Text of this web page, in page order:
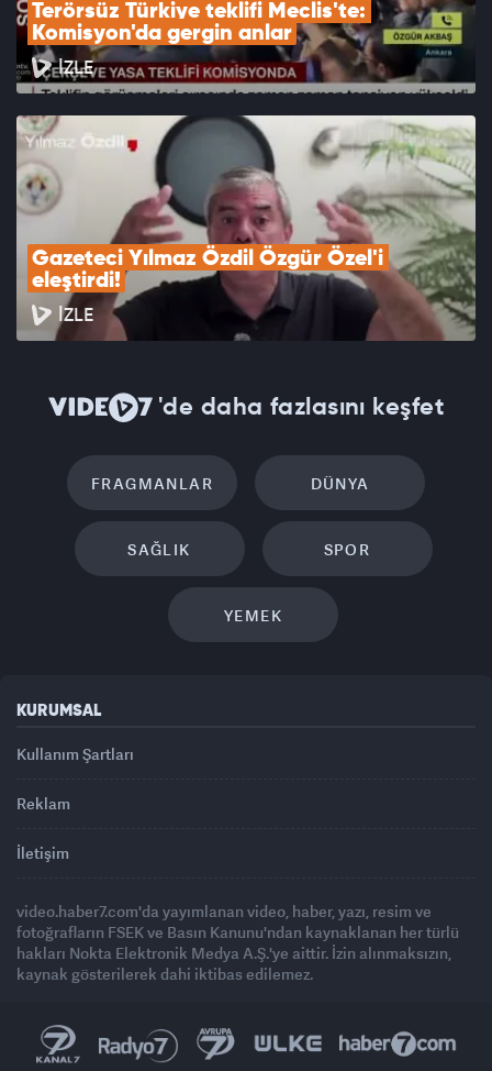
Terörsüz Türkiye teklifi Meclis'te:
Komisyon'da gergin anlar
İZLE
Gazeteci Yılmaz Özdil Özgür Özel'i
eleştirdi!
İZLE
'de daha fazlasını keşfet
FRAGMANLAR DÜNYA
SAĞLIK SPOR
YEMEK
KURUMSAL
Kullanım Şartları
Reklam
İletişim
video.haber7.com'da yayımlanan video, haber, yazı, resim ve
fotoğrafların FSEK ve Basın Kanunu'ndan kaynaklanan her türlü
hakları Nokta Elektronik Medya A.Ş.'ye aittir. İzin alınmaksızın,
kaynak gösterilerek dahi iktibas edilemez.